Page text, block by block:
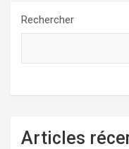
Rechercher
Articles